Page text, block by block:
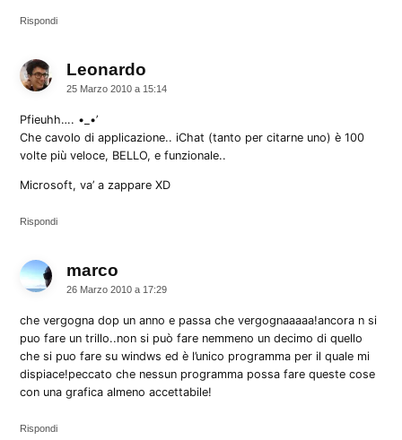
Rispondi
Leonardo
25 Marzo 2010 a 15:14
Pfieuhh…. •_•’
Che cavolo di applicazione.. iChat (tanto per citarne uno) è 100
volte più veloce, BELLO, e funzionale..
Microsoft, va’ a zappare XD
Rispondi
marco
26 Marzo 2010 a 17:29
che vergogna dop un anno e passa che vergognaaaaa!ancora n si
puo fare un trillo..non si può fare nemmeno un decimo di quello
che si puo fare su windws ed è l’unico programma per il quale mi
dispiace!peccato che nessun programma possa fare queste cose
con una grafica almeno accettabile!
Rispondi